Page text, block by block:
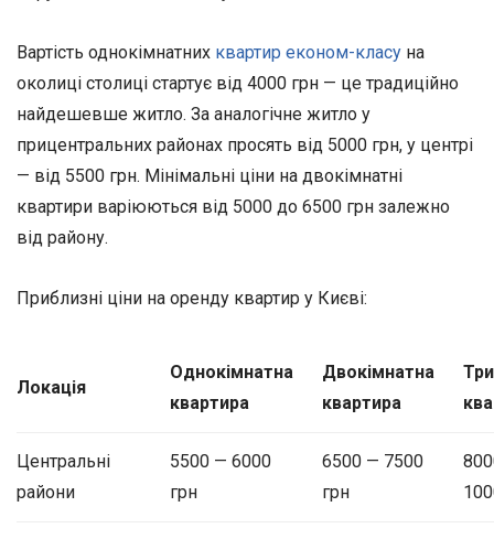
Вартість однокімнатних квартир економ-класу на
околиці столиці стартує від 4000 грн — це традиційно
найдешевше житло. За аналогічне житло у
прицентральних районах просять від 5000 грн, у центрі
— від 5500 грн. Мінімальні ціни на двокімнатні
квартири варіюються від 5000 до 6500 грн залежно
від району.
Приблизні ціни на оренду квартир у Києві:
Локація
Однокімнатна
квартира
Двокімнатна
квартира
Центральні
райони
5500 — 6000
грн
6500 — 7500
грн